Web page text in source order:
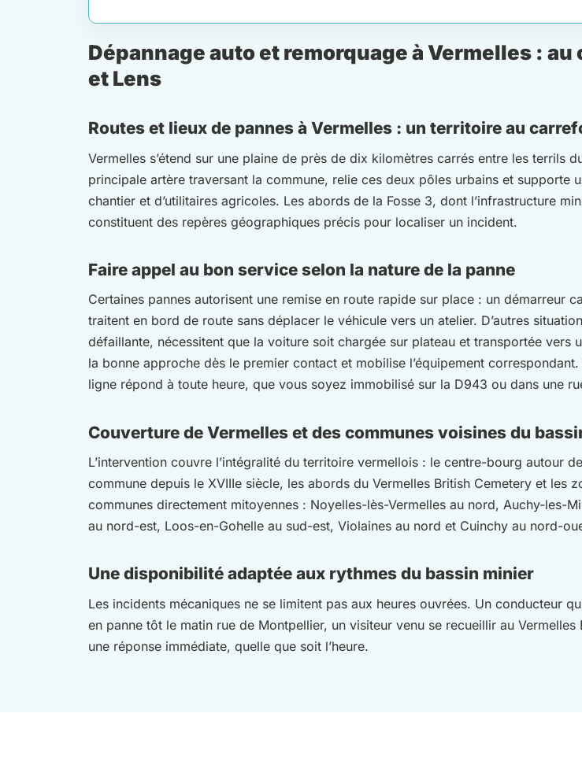
Dépannage auto et remorquage à Vermelles :
et Lens
Routes et lieux de pannes à Vermelles : un territoire au
Vermelles s’étend sur une plaine de près de dix kilomètres carrés entre les terrils
principale artère traversant la commune, relie ces deux pôles urbains et supporte
chantier et d’utilitaires agricoles. Les abords de la Fosse 3, dont l’infrastructure
constituent des repères géographiques précis pour localiser un incident.
Faire appel au bon service selon la nature de la panne
Certaines pannes autorisent une remise en route rapide sur place : un démarreur
traitent en bord de route sans déplacer le véhicule vers un atelier. D’autres
défaillante, nécessitent que la voiture soit chargée sur plateau et transportée vers
la bonne approche dès le premier contact et mobilise l’équipement
ligne répond à toute heure, que vous soyez immobilisé sur la D943 ou dans une
Couverture de Vermelles et des communes voisines du
L’intervention couvre l’intégralité du territoire vermellois : le centre-bourg autour
commune depuis le XVIIIe siècle, les abords du Vermelles British Cemetery et les
communes directement mitoyennes : Noyelles-lès-Vermelles au nord, Auchy-les-
au nord-est, Loos-en-Gohelle au sud-est, Violaines au nord et Cuinchy au nord-
Une disponibilité adaptée aux rythmes du bassin minier
Les incidents mécaniques ne se limitent pas aux heures ouvrées. Un conducteur
en panne tôt le matin rue de Montpellier, un visiteur venu se recueillir au
une réponse immédiate, quelle que soit l’heure.